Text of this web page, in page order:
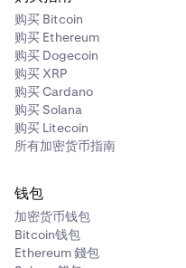
• 可设置定期付款或付
•
银行要求发送2笔小额
确认交易金额以验证
购买 Bitcoin
购买 Ethereum
购买 Dogecoin
购买 XRP
购买 Cardano
购买 Solana
购买 Litecoin
所有加密货币指南
钱包
加密货币钱包
Bitcoin钱包
Ethereum 錢包